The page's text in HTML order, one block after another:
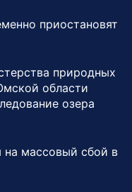
приостановят
природных
области
озера
на массовый сбой в